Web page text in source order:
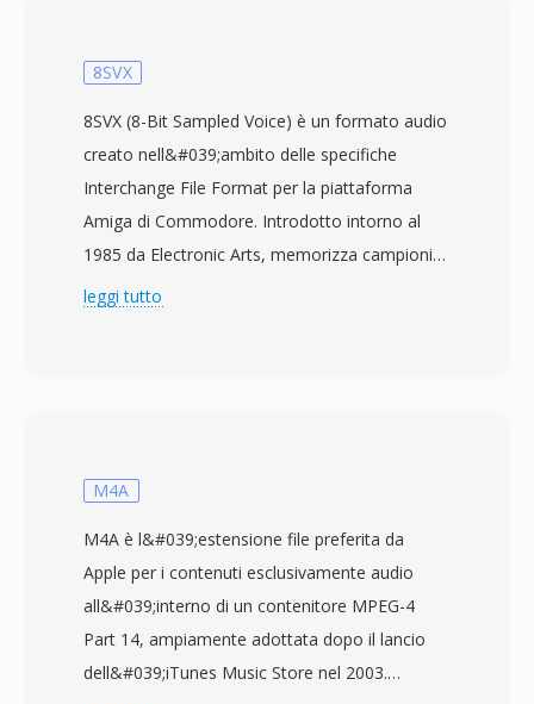
8SVX
8SVX (8-Bit Sampled Voice) è un formato audio
creato nell&#039;ambito delle specifiche
Interchange File Format per la piattaforma
Amiga di Commodore. Introdotto intorno al
1985 da Electronic Arts, memorizza campioni
audio a 8 bit con compressione delta Fibonacci
BODY contenente i dati audio effettivi. 8SVX ha
videogiochi alla musica campionata nei
software tracker dell&#039;ecosistema Amiga.
Un vantaggio chiave risiede nella sua
architettura a chunk estremamente semplice,
che rende analisi e generazione notevolmente
leggi tutto
M4A
M4A è l&#039;estensione file preferita da
Apple per i contenuti esclusivamente audio
all&#039;interno di un contenitore MPEG-4
Part 14, ampiamente adottata dopo il lancio
dell&#039;iTunes Music Store nel 2003.